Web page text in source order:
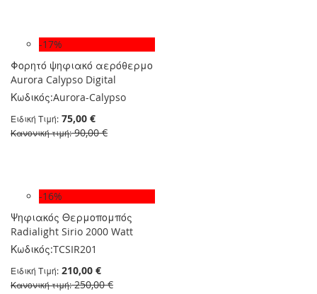
-17%
Aurora Calypso Digital
Aurora-Calypso
Κανονική τιμή 90,00 €
-16%
Radialight Sirio 2000 Watt
Κωδικός:
Κανονική τιμή 250,00 €